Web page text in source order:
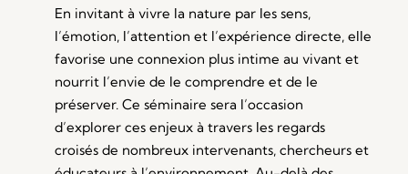
En invitant à vivre la nature par les sens,
l’émotion, l’attention et l’expérience directe, elle
favorise une connexion plus intime au vivant et
nourrit l’envie de le comprendre et de le
préserver. Ce séminaire sera l’occasion
d’explorer ces enjeux à travers les regards
croisés de nombreux intervenants, chercheurs et